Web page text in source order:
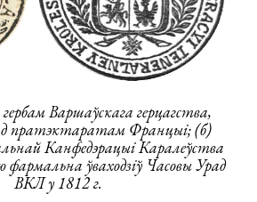
Варшаўскага герцагства,
пратэктаратам Францыі; (б)
Канфедэрацыі Каралеўства
фармальна ўваходзіў Часовы Урад
ВКЛ у 1812 г.